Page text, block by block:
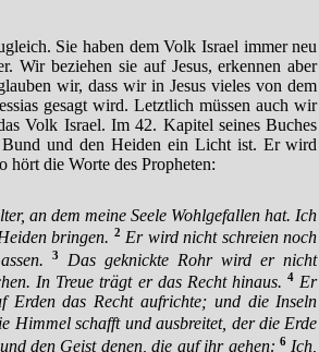
Sie haben dem Volk Israel immer neu
Wir beziehen sie auf Jesus, erkennen aber
wir, dass wir in Jesus vieles von dem
gesagt wird. Letztlich müssen auch wir
Volk Israel. Im 42. Kapitel seines Buches
und den Heiden ein Licht ist. Er wird
hört die Worte des Propheten:
an dem meine Seele Wohlgefallen hat. Ich
bringen. 2 Er wird nicht schreien noch
3
Das geknickte Rohr wird er nicht
In Treue trägt er das Recht hinaus.4 Er
Erden das Recht aufrichte; und die Inseln
Himmel schafft und ausbreitet, der die Erde
den Geist denen, die auf ihr gehen: 6Ich,